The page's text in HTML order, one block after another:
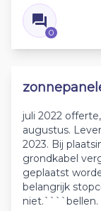
0
juli 2022
augustus.
2023. Bij
grondkabel
geplaatst
belangrijk
niet.````bellen.